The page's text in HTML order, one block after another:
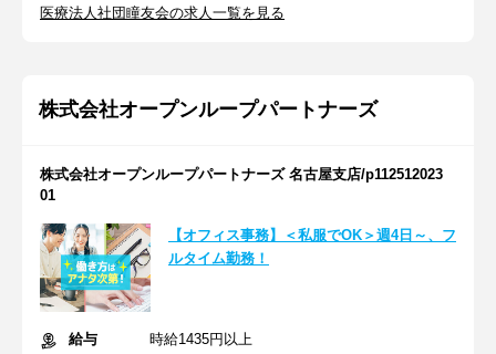
医療法人社団瞳友会の求人一覧を見る
株式会社オープンループパートナーズ
株式会社オープンループパートナーズ 名古屋支店/p112512023
01
【オフィス事務】＜私服でOK＞週4日～、フ
ルタイム勤務！
給与
時給1435円以上